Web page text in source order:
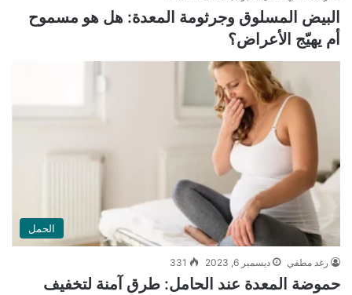
البيض المسلوق وجرثومة المعدة: هل هو مسموح
أم يهيّج الأعراض؟
الحمل
رغد مطفي ديسمبر 6, 2023 331
حموضة المعدة عند الحامل: طرق آمنة لتخفيف